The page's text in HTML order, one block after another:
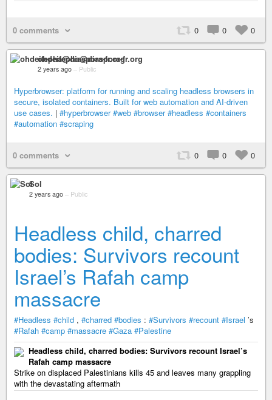
0 comments 0 0 0
ohdeifepha@diaspora-fr.org
2 years ago – Public
Hyperbrowser: platform for running and scaling headless browsers in
secure, isolated containers. Built for web automation and AI-driven
use cases. | #hyperbrowser #web #browser #headless #containers
#automation #scraping
0 comments 0 0 0
Sol
2 years ago – Public
Headless child, charred
bodies: Survivors recount
Israel’s Rafah camp
massacre
#Headless #child , #charred #bodies : #Survivors #recount #Israel ’s
#Rafah #camp #massacre #Gaza #Palestine
Headless child, charred bodies: Survivors recount Israel’s
Rafah camp massacre
Strike on displaced Palestinians kills 45 and leaves many grappling
with the devastating aftermath